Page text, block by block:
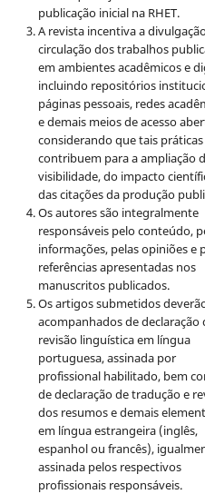
publicação inicial na RHET.
A revista incentiva a
circulação dos trabalhos
em ambientes acadêmicos e
incluindo repositórios
páginas pessoais, redes
e demais meios de acesso
considerando que tais práticas
contribuem para a ampliação
visibilidade, do impacto
das citações da produção
Os autores são integralmente
responsáveis pelo conteúdo,
informações, pelas opiniões e
referências apresentadas nos
manuscritos publicados.
Os artigos submetidos
acompanhados de declaração
revisão linguística em língua
portuguesa, assinada por
profissional habilitado, bem
de declaração de tradução e
dos resumos e demais
em língua estrangeira (inglês,
espanhol ou francês),
assinada pelos respectivos
profissionais responsáveis.